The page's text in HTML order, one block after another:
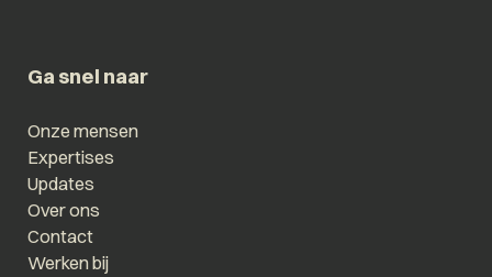
Ga snel naar
Onze mensen
Expertises
Updates
Over ons
Contact
Werken bij